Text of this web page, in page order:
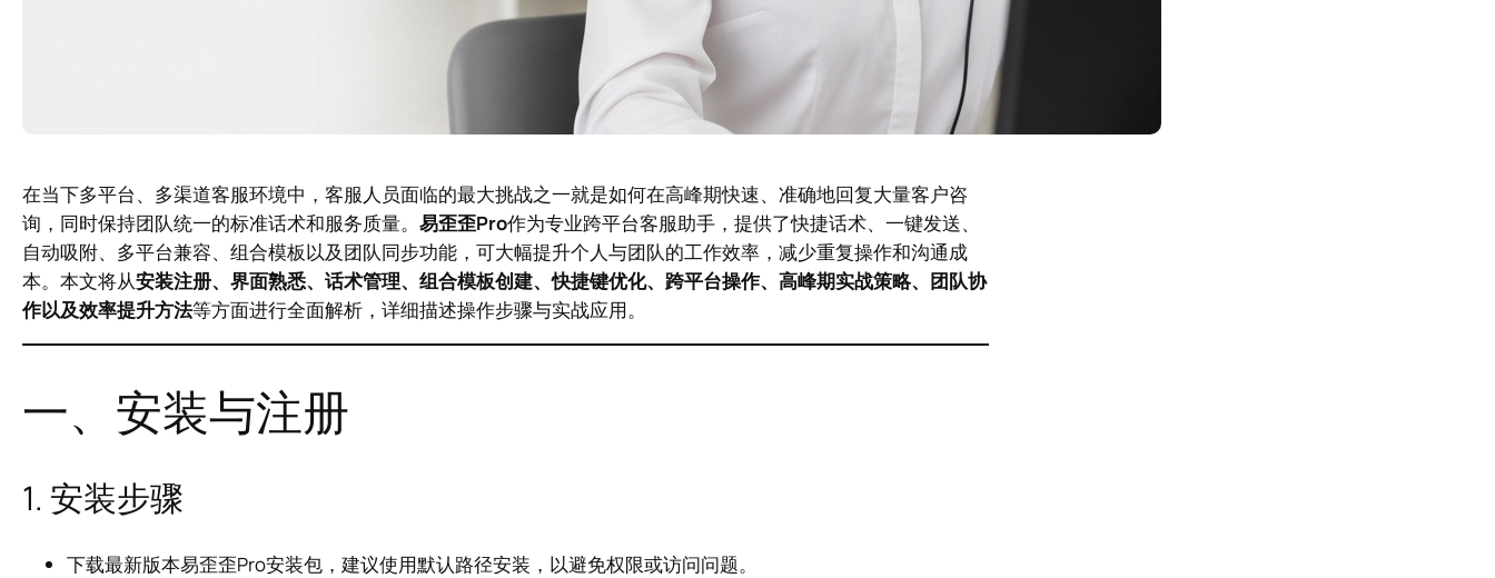
在当下多平台、多渠道客服环境中，客服人员面临的最大挑战之一就是如何在高峰期快速、准确地回复大量客户咨
询，同时保持团队统一的标准话术和服务质量。 易歪歪Pro作为专业跨平台客服助手，提供了快捷话术、一键发送、
自动吸附、多平台兼容、组合模板以及团队同步功能，可大幅提升个人与团队的工作效率，减少重复操作和沟通成
本。本文将从安装注册、界面熟悉、话术管理、组合模板创建、快捷键优化、跨平台操作、高峰期实战策略、团队协
作以及效率提升方法等方面进行全面解析，详细描述操作步骤与实战应用。
一、安装与注册
1. 安装步骤
下载最新版本易歪歪Pro安装包，建议使用默认路径安装，以避免权限或访问问题。